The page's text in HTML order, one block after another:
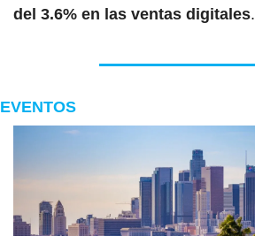
del 3.6% en las ventas digitales.
EVENTOS